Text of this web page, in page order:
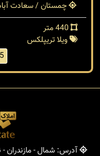
چمستان / سعادت
ویلا تریپلکس
5 میلیارد
آدرس: شمال - مازندران